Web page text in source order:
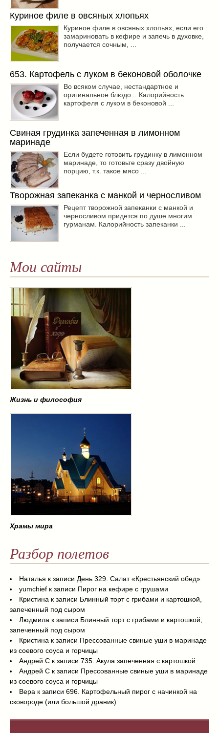
Куриное филе в овсяных хлопьях
Куриное филе в овсяных хлопьях, если его
замариновать в кефире и запечь в духовке,
получается сочным, ...
653. Картофель с луком в беконовой оболочке
Во всяком случае, нестандартное и
оригинальное блюдо... Калорийность
картофеля с луком в беконовой ...
Свиная грудинка запеченная в лимонном
маринаде
Если будете готовить грудинку в лимонном
маринаде, то готовьте сразу двойную
порцию, т.к. такое мясо ...
Творожная запеканка с манкой и черносливом
Рецепт творожной запеканки с манкой и
черносливом придется по душе многим
гурманам. Калорийность запеканки ...
Мои сайты
Жизнь и философия
Храмы мира
Разбор полетов
Наталья к записи День 329. Салат «Крестьянский обед»
yumchief к записи Пирог на кефире с грушами
Кристина к записи Блинный торт с грибами и картошкой,
запеченный под сыром
Людмила к записи Блинный торт с грибами и картошкой,
запеченный под сыром
Кристина к записи Прессованные свиные уши в маринаде
из соевого соуса и горчицы
Андрей С к записи 735. Акула запеченная с картошкой
Андрей С к записи Прессованные свиные уши в маринаде
из соевого соуса и горчицы
Вера к записи 696. Картофельный пирог с начинкой на
сковороде (или большой драник)